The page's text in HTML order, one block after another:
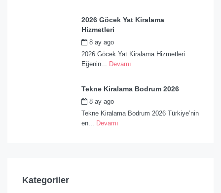
2026 Göcek Yat Kiralama
Hizmetleri
8 ay ago
2026 Göcek Yat Kiralama Hizmetleri
Eğenin... Devamı
Tekne Kiralama Bodrum 2026
8 ay ago
Tekne Kiralama Bodrum 2026 Türkiye’nin
en... Devamı
Kategoriler